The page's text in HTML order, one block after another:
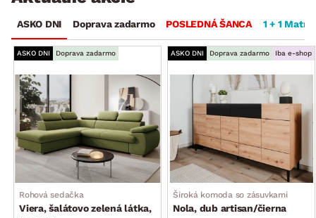
ASKO DNI Doprava zadarmo POSLEDNÁ ŠANCA 1 + 1
ASKO DNI Doprava zadarmo
Rohová sedačka
Viera, šalátovo zelená látka,
ASKO DNI Doprava zadarmo Iba e-shop
Široká komoda so zásuvkami
Nola, dub artisan/čierna